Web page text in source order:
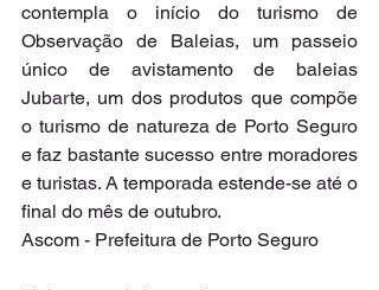
contempla o início do turismo de
Observação de Baleias, um passeio
único de avistamento de baleias
Jubarte, um dos produtos que compõe
o turismo de natureza de Porto Seguro
e faz bastante sucesso entre moradores
e turistas. A temporada estende-se até o
final do mês de outubro.
Ascom - Prefeitura de Porto Seguro